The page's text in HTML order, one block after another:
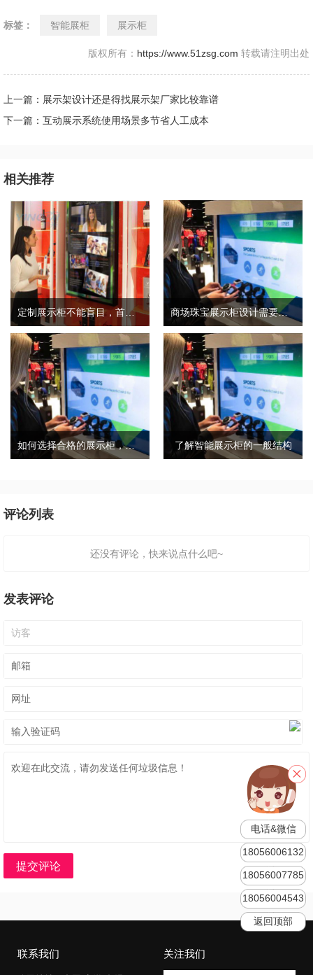
标签： 智能展柜 展示柜
版权所有： https://www.51zsg.com 转载请注明出处
上一篇：展示架设计还是得找展示架厂家比较靠谱
下一篇：互动展示系统使用场景多节省人工成本
相关推荐
定制展示柜不能盲目，首先要考虑这几点 商场珠宝展示柜设计需要考虑三个因素和细节
如何选择合格的展示柜，合格的展柜有哪些特点？ 了解智能展示柜的一般结构
评论列表
还没有评论，快来说点什么吧~
发表评论
提交评论
联系我们 关注我们
电话&微信
18056006132
18056007785
18056004543
返回顶部